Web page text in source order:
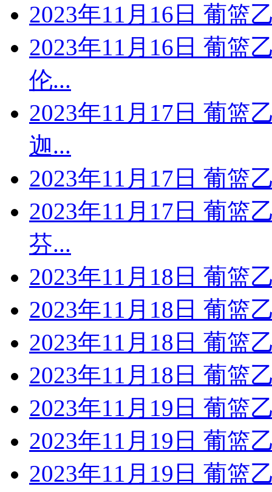
2023年11月16日 葡篮
2023年11月16日 葡篮
伦...
2023年11月17日 葡篮
迦...
2023年11月17日 葡篮
2023年11月17日 葡篮
芬...
2023年11月18日 葡篮
2023年11月18日 葡篮
2023年11月18日 葡篮
2023年11月18日 葡篮
2023年11月19日 葡篮
2023年11月19日 葡篮
2023年11月19日 葡篮